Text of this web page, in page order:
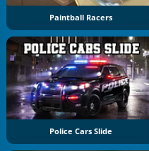
Paintball Racers
Police Cars Slide